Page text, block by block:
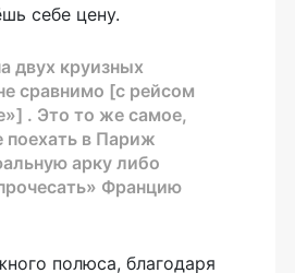
себе цену.
двух круизных
сравнимо [с рейсом
. Это то же самое,
поехать в Париж
арку либо
Францию
полюса, благодаря